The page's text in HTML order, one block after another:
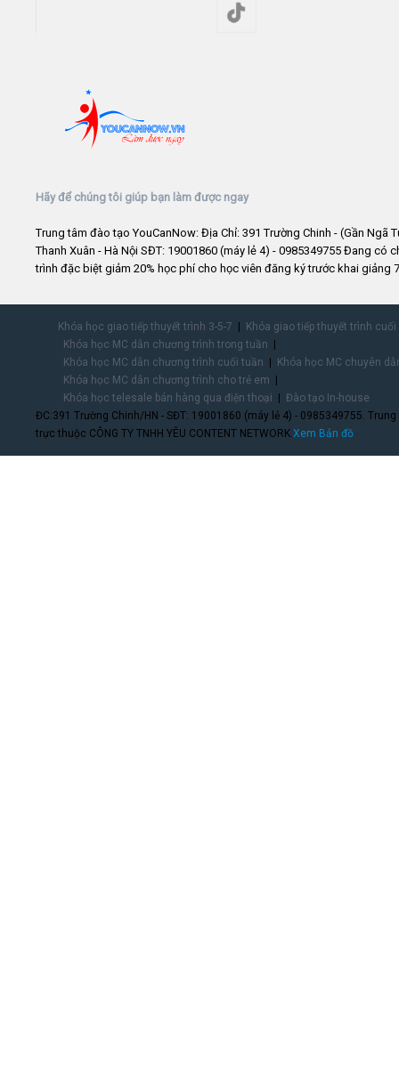
Hãy để chúng tôi giúp bạn làm được ngay
Trung tâm đào tạo YouCanNow: Địa Chỉ: 391 Trường Chinh - (Gần Ngã
Thanh Xuân - Hà Nội SĐT: 19001860 (máy lẻ 4) - 0985349755 Đang có
trình đặc biệt giảm 20% học phí cho học viên đăng ký trước khai giảng
Khóa học giao tiếp thuyết trình 3-5-7
Khóa giao tiếp thuyết trình
Khóa học MC dẫn chương trình trong tuần
Khóa học MC dẫn chương trình cuối tuần
Khóa học MC chuyên
Khóa học MC dẫn chương trình cho trẻ em
Khóa học telesale bán hàng qua điện thoại
Đào tạo In-house
ĐC:391 Trường Chinh/HN - SĐT: 19001860 (máy lẻ 4) - 0985349755.
trực thuộc CÔNG TY TNHH YÊU CONTENT NETWORK.Xem Bản đồ